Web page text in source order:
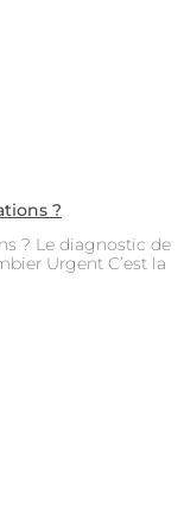
?
? Le diagnostic de
Urgent C’est la